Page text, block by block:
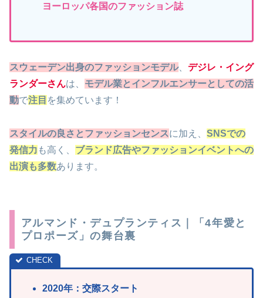
ヨーロッパ各国のファッション誌
スウェーデン出身のファッションモデル、 デジレ・イング
ランダーさんは、 モデル業とインフルエンサーとしての活
動で注目 を集めています！
スタイルの良さとファッションセンスに加え、 SNSでの
発信力 も高く、 ブランド広告やファッションイベントへの
出演も多数あります。
アルマンド・デュプランティス｜「4年愛と
プロポーズ」の舞台裏
2020年：交際スタート